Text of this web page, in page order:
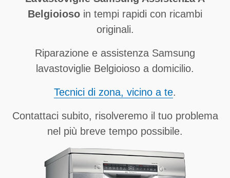
Belgioioso in tempi rapidi con ricambi
originali.
Riparazione e assistenza Samsung
lavastoviglie Belgioioso a domicilio.
Tecnici di zona, vicino a te.
Contattaci subito, risolveremo il tuo problema
nel più breve tempo possibile.